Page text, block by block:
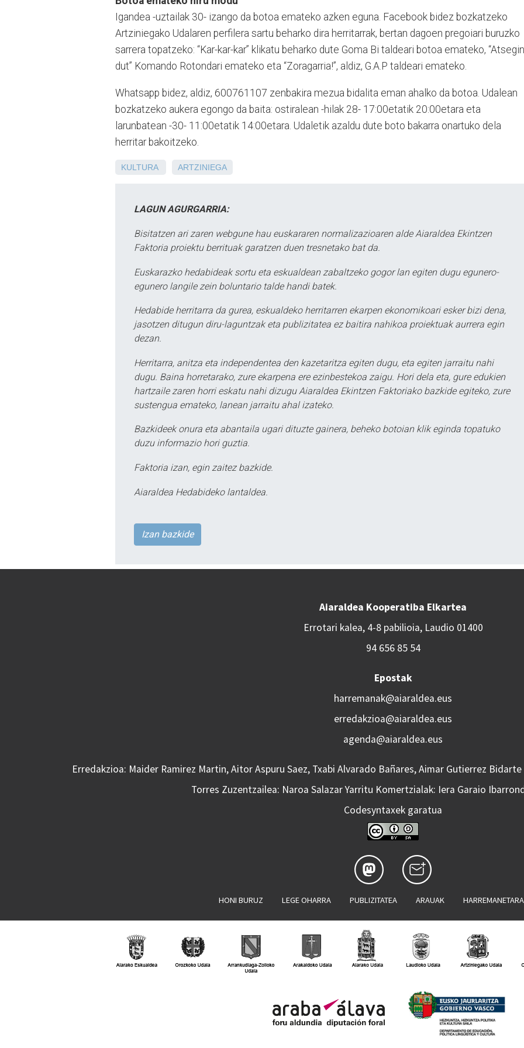
Igandea -uztailak 30- izango da botoa emateko azken eguna. Facebook bidez bozkatzeko
Artziniegako Udalaren perfilera sartu beharko dira herritarrak, bertan dagoen pregoiari buruzko
sarrera topatzeko: “Kar-kar-kar” klikatu beharko dute Goma Bi taldeari botoa emateko, “Atsegin
dut” Komando Rotondari emateko eta “Zoragarria!”, aldiz, G.A.P taldeari emateko.
Whatsapp bidez, aldiz, 600761107 zenbakira mezua bidalita eman ahalko da botoa. Udalean
bozkatzeko aukera egongo da baita: ostiralean -hilak 28- 17:00etatik 20:00etara eta
larunbatean -30- 11:00etatik 14:00etara. Udaletik azaldu dute boto bakarra onartuko dela
herritar bakoitzeko.
KULTURA ARTZINIEGA
LAGUN AGURGARRIA:
Bisitatzen ari zaren webgune hau euskararen normalizazioaren alde Aiaraldea Ekintzen
Faktoria proiektu berrituak garatzen duen tresnetako bat da.
Euskarazko hedabideak sortu eta eskualdean zabaltzeko gogor lan egiten dugu egunero-
egunero langile zein boluntario talde handi batek.
Hedabide herritarra da gurea, eskualdeko herritarren ekarpen ekonomikoari esker bizi dena,
jasotzen ditugun diru-laguntzak eta publizitatea ez baitira nahikoa proiektuak aurrera egin
dezan.
Herritarra, anitza eta independentea den kazetaritza egiten dugu, eta egiten jarraitu nahi
dugu. Baina horretarako, zure ekarpena ere ezinbestekoa zaigu. Hori dela eta, gure edukien
hartzaile zaren horri eskatu nahi dizugu Aiaraldea Ekintzen Faktoriako bazkide egiteko, zure
sustengua emateko, lanean jarraitu ahal izateko.
Bazkideek onura eta abantaila ugari dituzte gainera, beheko botoian klik eginda topatuko
duzu informazio hori guztia.
Faktoria izan, egin zaitez bazkide.
Aiaraldea Hedabideko lantaldea.
Izan bazkide
Aiaraldea Kooperatiba Elkartea
Errotari kalea, 4-8 pabilioia, Laudio 01400
94 656 85 54
Epostak
harremanak@aiaraldea.eus
erredakzioa@aiaraldea.eus
agenda@aiaraldea.eus
Erredakzioa: Maider Ramirez Martin, Aitor Aspuru Saez, Txabi Alvarado Bañares, Aimar Gutierrez
Torres Zuzentzailea: Naroa Salazar Yarritu Komertzialak: Iera Garaio
Codesyntaxek garatua
HONI BURUZ LEGE OHARRA PUBLIZITATEA ARAUAK